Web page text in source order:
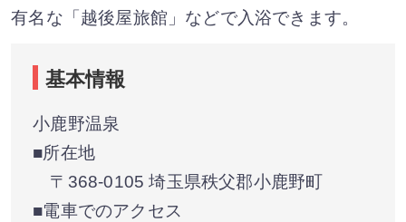
有名な「越後屋旅館」などで入浴できます。
基本情報
小鹿野温泉
■所在地
〒368-0105 埼玉県秩父郡小鹿野町
■電車でのアクセス